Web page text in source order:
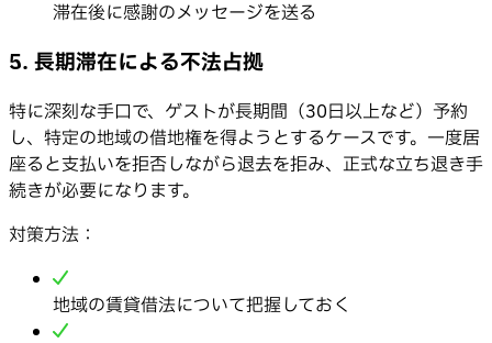
滞在後に感謝のメッセージを送る
5. 長期滞在による不法占拠
特に深刻な手口で、ゲストが長期間（30日以上など）予約
し、特定の地域の借地権を得ようとするケースです。一度居
座ると支払いを拒否しながら退去を拒み、正式な立ち退き手
続きが必要になります。
対策方法：
地域の賃貸借法について把握しておく